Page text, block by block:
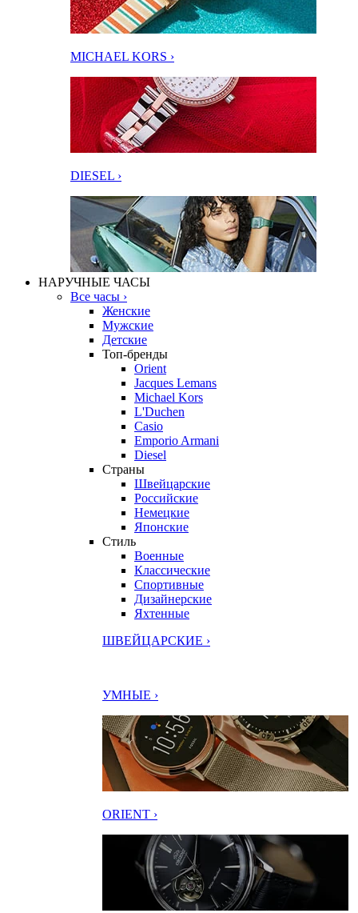
MICHAEL KORS ›
DIESEL ›
НАРУЧНЫЕ ЧАСЫ
Все часы ›
Женские
Мужские
Детские
Топ-бренды
Orient
Jacques Lemans
Michael Kors
L'Duchen
Casio
Emporio Armani
Diesel
Страны
Швейцарские
Российские
Немецкие
Японские
Стиль
Военные
Классические
Спортивные
Дизайнерские
Яхтенные
ШВЕЙЦАРСКИЕ ›
УМНЫЕ ›
ORIENT ›